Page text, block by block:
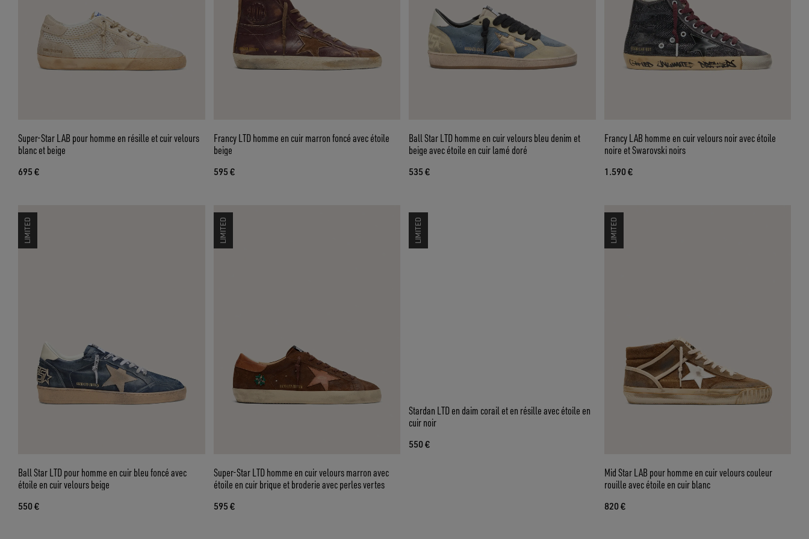
Super-Star LAB pour homme en résille et cuir velours
blanc et beige
695 €
Francy LTD homme en cuir marron foncé avec étoile
beige
595 €
Ball Star LTD homme en cuir velours bleu denim et
beige avec étoile en cuir lamé doré
535 €
Francy LAB homme en cuir velours noir avec étoile
noire et Swarovski noirs
1.590 €
LIMITED
Ball Star LTD pour homme en cuir bleu foncé avec
étoile en cuir velours beige
550 €
LIMITED
Super-Star LTD homme en cuir velours marron avec
étoile en cuir brique et broderie avec perles vertes
595 €
LIMITED LIMITED
Mid Star LAB pour homme en cuir velours couleur
rouille avec étoile en cuir blanc
820 €